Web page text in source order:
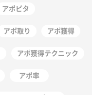
アポピタ
アポ取り アポ獲得
アポ獲得テクニック
アポ率